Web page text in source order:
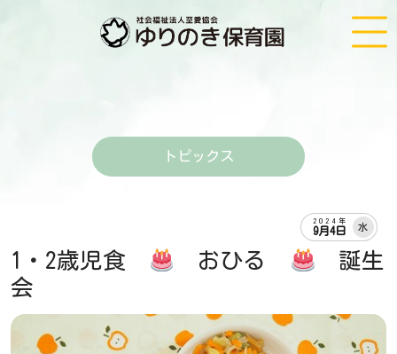
トピックス
2024年
9月4日 水
1・2歳児食 おひる
誕生
会